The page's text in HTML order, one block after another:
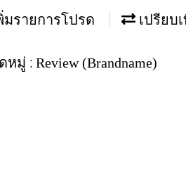
มรายการโปรด เปรียบ
หมู่ : Review (Brandname)